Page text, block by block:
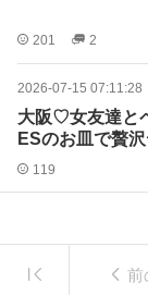
201 2
2026-07-15 07:11:28
大阪♡女友達と
ESのお皿で贅
119
前